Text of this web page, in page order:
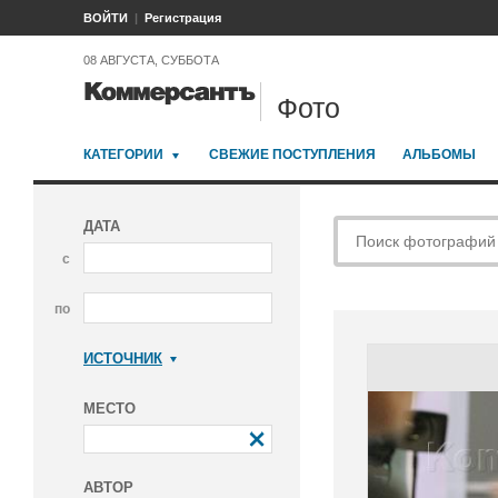
ВОЙТИ Регистрация
08 АВГУСТА, СУББОТА
Фото
КАТЕГОРИИ СВЕЖИЕ ПОСТУПЛЕНИЯ АЛЬБОМЫ
ДАТА
с
по
ИСТОЧНИК
МЕСТО
АВТОР